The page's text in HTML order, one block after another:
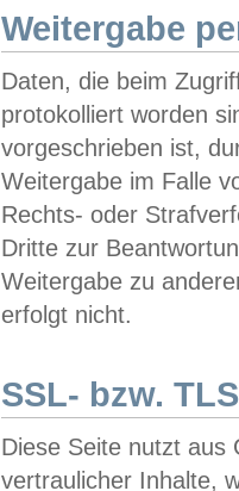
Weitergabe
Daten, die beim
protokolliert worden
vorgeschrieben ist,
Weitergabe im Falle
Rechts- oder
Dritte zur
Weitergabe zu
erfolgt nicht.
SSL- bzw.
Diese Seite nutzt aus
vertraulicher Inhalte,